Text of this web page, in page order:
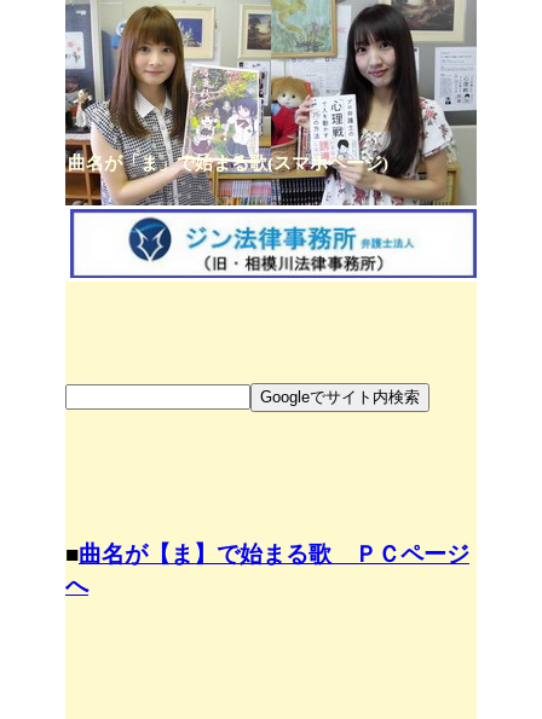
曲名が「ま」で始まる歌(スマホページ)
■曲名が【ま】で始まる歌 ＰＣページ
へ